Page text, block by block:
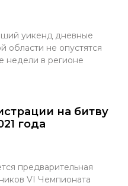
уикенд дневные
области не опустятся
недели в регионе
на битву
года
предварительная
VI Чемпионата